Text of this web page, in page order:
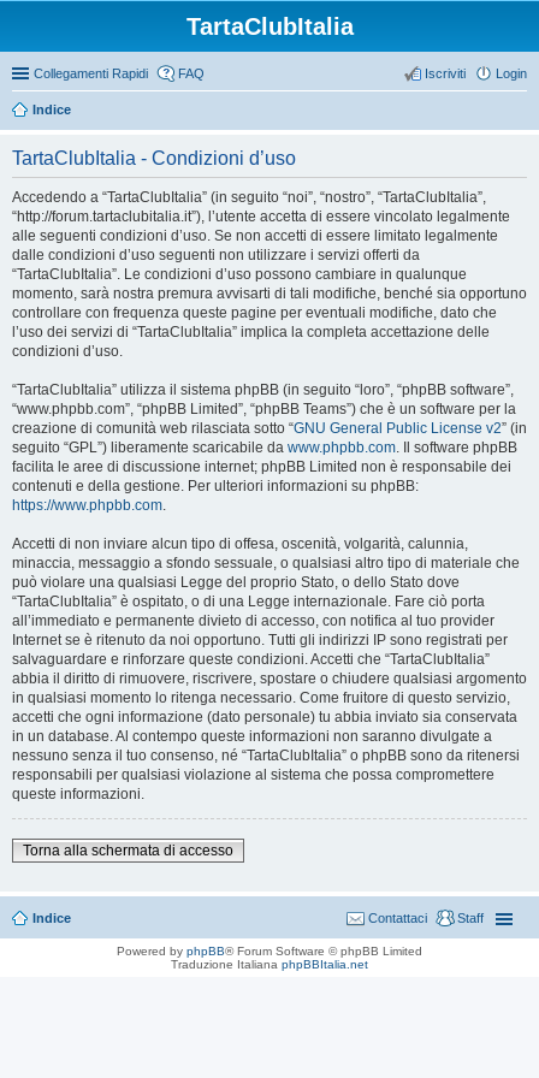
TartaClubItalia
Collegamenti Rapidi FAQ Login
Iscriviti
Indice
TartaClubItalia - Condizioni d’uso
Accedendo a “TartaClubItalia” (in seguito “noi”, “nostro”, “TartaClubItalia”,
“http://forum.tartaclubitalia.it”), l’utente accetta di essere vincolato legalmente
alle seguenti condizioni d’uso. Se non accetti di essere limitato legalmente
dalle condizioni d’uso seguenti non utilizzare i servizi offerti da
“TartaClubItalia”. Le condizioni d’uso possono cambiare in qualunque
momento, sarà nostra premura avvisarti di tali modifiche, benché sia opportuno
controllare con frequenza queste pagine per eventuali modifiche, dato che
l’uso dei servizi di “TartaClubItalia” implica la completa accettazione delle
condizioni d’uso.
“TartaClubItalia” utilizza il sistema phpBB (in seguito “loro”, “phpBB software”,
“www.phpbb.com”, “phpBB Limited”, “phpBB Teams”) che è un software per la
creazione di comunità web rilasciata sotto “GNU General Public License v2” (in
seguito “GPL”) liberamente scaricabile da www.phpbb.com. Il software phpBB
facilita le aree di discussione internet; phpBB Limited non è responsabile dei
contenuti e della gestione. Per ulteriori informazioni su phpBB:
https://www.phpbb.com.
Accetti di non inviare alcun tipo di offesa, oscenità, volgarità, calunnia,
minaccia, messaggio a sfondo sessuale, o qualsiasi altro tipo di materiale che
può violare una qualsiasi Legge del proprio Stato, o dello Stato dove
“TartaClubItalia” è ospitato, o di una Legge internazionale. Fare ciò porta
all’immediato e permanente divieto di accesso, con notifica al tuo provider
Internet se è ritenuto da noi opportuno. Tutti gli indirizzi IP sono registrati per
salvaguardare e rinforzare queste condizioni. Accetti che “TartaClubItalia”
abbia il diritto di rimuovere, riscrivere, spostare o chiudere qualsiasi argomento
in qualsiasi momento lo ritenga necessario. Come fruitore di questo servizio,
accetti che ogni informazione (dato personale) tu abbia inviato sia conservata
in un database. Al contempo queste informazioni non saranno divulgate a
nessuno senza il tuo consenso, né “TartaClubItalia” o phpBB sono da ritenersi
responsabili per qualsiasi violazione al sistema che possa compromettere
queste informazioni.
Torna alla schermata di accesso
Indice Staff
Contattaci
Powered by phpBB® Forum Software © phpBB Limited
Traduzione Italiana phpBBItalia.net